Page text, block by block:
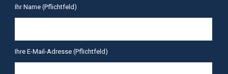
Ihr Name (Pflichtfeld)
Ihre E-Mail-Adresse (Pflichtfeld)